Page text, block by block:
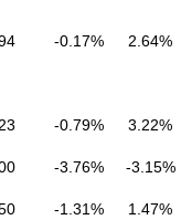
-0.17% 2.64%
-0.79% 3.22%
-3.76% -3.15%
-1.31% 1.47%